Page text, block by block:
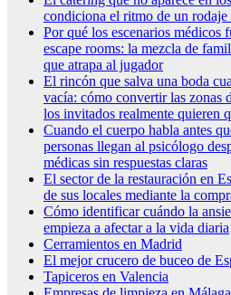
condiciona el ritmo de un rodaje
Por qué los escenarios médicos
escape rooms: la mezcla de
que atrapa al jugador
El rincón que salva una boda
vacía: cómo convertir las zonas
los invitados realmente quieren
Cuando el cuerpo habla antes
personas llegan al psicólogo
médicas sin respuestas claras
El sector de la restauración en
de sus locales mediante la
Cómo identificar cuándo la
empieza a afectar a la vida diaria
Cerramientos en Madrid
El mejor crucero de buceo de
Tapiceros en Valencia